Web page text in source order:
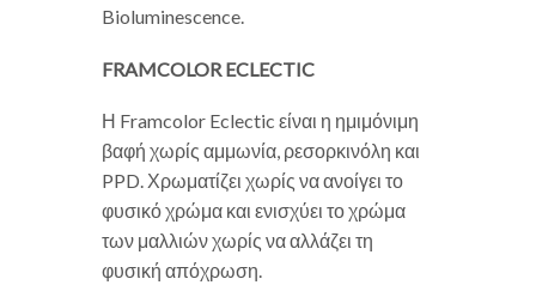
Bioluminescence.
FRAMCOLOR ECLECTIC
Η Framcolor Eclectic είναι η ημιμόνιμη
βαφή χωρίς αμμωνία, ρεσορκινόλη και
PPD. Χρωματίζει χωρίς να ανοίγει το
φυσικό χρώμα και ενισχύει το χρώμα
των μαλλιών χωρίς να αλλάζει τη
φυσική απόχρωση.